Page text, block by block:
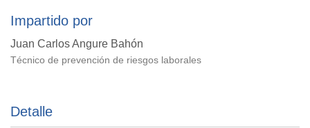
Impartido por
Juan Carlos Angure Bahón
Técnico de prevención de riesgos laborales
Detalle